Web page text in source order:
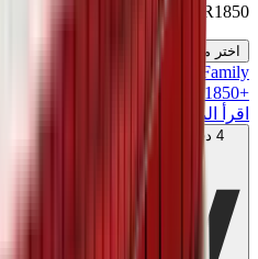
SAR1850
اختر مقاسك
MK Family
+
1850
+نقاط ولاء!
اقرأ المزيد
4 دفعات بدون فوائد بقيمة